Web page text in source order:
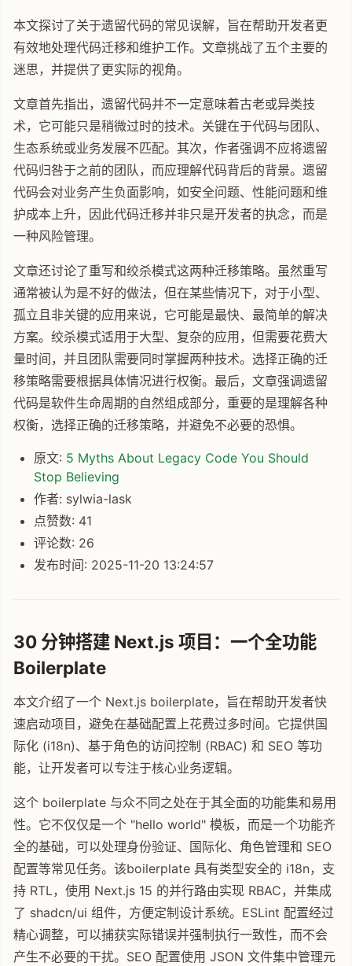
本文探讨了关于遗留代码的常见误解，旨在帮助开发者更
有效地处理代码迁移和维护工作。文章挑战了五个主要的
迷思，并提供了更实际的视角。
文章首先指出，遗留代码并不一定意味着古老或异类技
术，它可能只是稍微过时的技术。关键在于代码与团队、
生态系统或业务发展不匹配。其次，作者强调不应将遗留
代码归咎于之前的团队，而应理解代码背后的背景。遗留
代码会对业务产生负面影响，如安全问题、性能问题和维
护成本上升，因此代码迁移并非只是开发者的执念，而是
一种风险管理。
文章还讨论了重写和绞杀模式这两种迁移策略。虽然重写
通常被认为是不好的做法，但在某些情况下，对于小型、
孤立且非关键的应用来说，它可能是最快、最简单的解决
方案。绞杀模式适用于大型、复杂的应用，但需要花费大
量时间，并且团队需要同时掌握两种技术。选择正确的迁
移策略需要根据具体情况进行权衡。最后，文章强调遗留
代码是软件生命周期的自然组成部分，重要的是理解各种
权衡，选择正确的迁移策略，并避免不必要的恐惧。
原文: 5 Myths About Legacy Code You Should
Stop Believing
作者: sylwia-lask
点赞数: 41
评论数: 26
发布时间: 2025-11-20 13:24:57
30 分钟搭建 Next.js 项目：一个全功能
Boilerplate
本文介绍了一个 Next.js boilerplate，旨在帮助开发者快
速启动项目，避免在基础配置上花费过多时间。它提供国
际化 (i18n)、基于角色的访问控制 (RBAC) 和 SEO 等功
能，让开发者可以专注于核心业务逻辑。
这个 boilerplate 与众不同之处在于其全面的功能集和易用
性。它不仅仅是一个 "hello world" 模板，而是一个功能齐
全的基础，可以处理身份验证、国际化、角色管理和 SEO
配置等常见任务。该boilerplate 具有类型安全的 i18n，支
持 RTL，使用 Next.js 15 的并行路由实现 RBAC，并集成
了 shadcn/ui 组件，方便定制设计系统。ESLint 配置经过
精心调整，可以捕获实际错误并强制执行一致性，而不会
产生不必要的干扰。SEO 配置使用 JSON 文件集中管理元